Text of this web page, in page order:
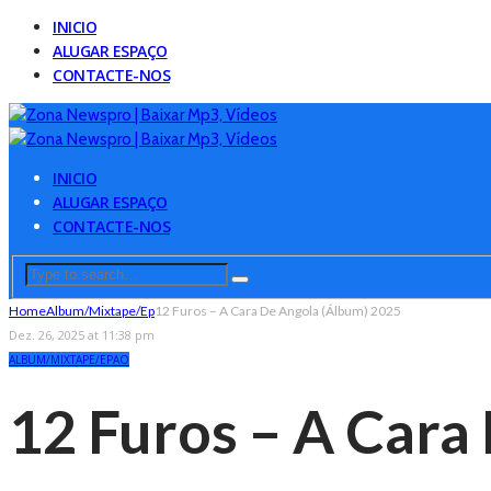
INICIO
ALUGAR ESPAÇO
CONTACTE-NOS
INICIO
ALUGAR ESPAÇO
CONTACTE-NOS
HomeAlbum/Mixtape/Ep12 Furos – A Cara De Angola (Álbum) 2025
Dez. 26, 2025 at 11:38 pm
ALBUM/MIXTAPE/EPAO
12 Furos – A